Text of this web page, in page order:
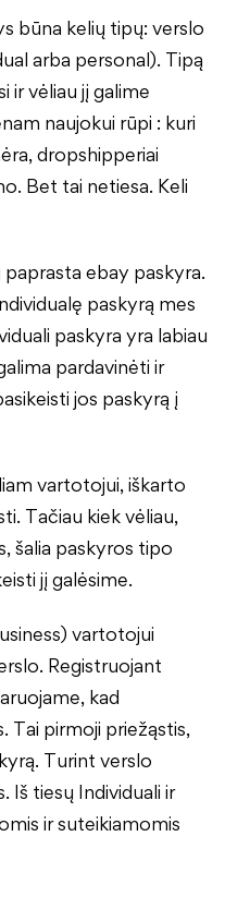
būna kelių tipų: verslo
arba personal). Tipą
ir vėliau jį galime
naujokui rūpi : kuri
dropshipperiai
Bet tai netiesa. Keli
paprasta ebay paskyra.
paskyrą mes
paskyra yra labiau
pardavinėti ir
jos paskyrą į
vartotojui, iškarto
Tačiau kiek vėliau,
šalia paskyros tipo
jį galėsime.
vartotojui
Registruojant
kad
Tai pirmoji priežąstis,
Turint verslo
Iš tiesų Individuali ir
ir suteikiamomis